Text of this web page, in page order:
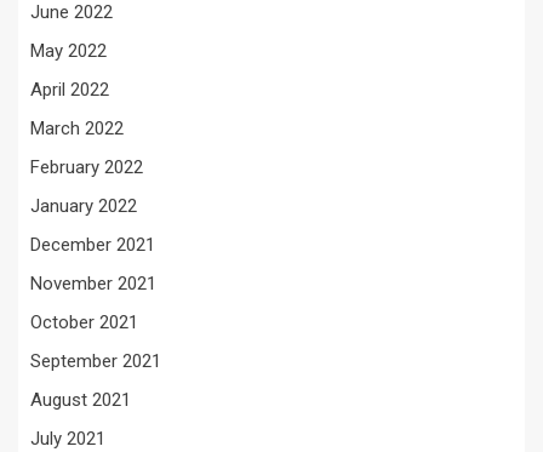
June 2022
May 2022
April 2022
March 2022
February 2022
January 2022
December 2021
November 2021
October 2021
September 2021
August 2021
July 2021